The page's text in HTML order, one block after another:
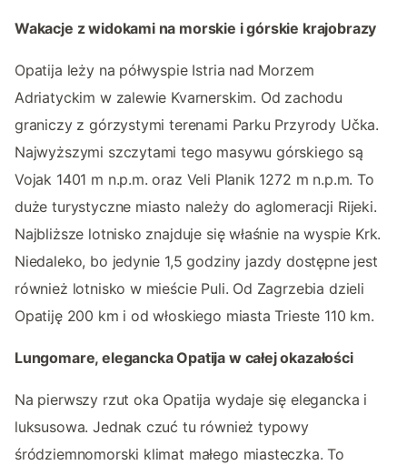
Wakacje z widokami na morskie i górskie krajobrazy
Opatija leży na półwyspie Istria nad Morzem
Adriatyckim w zalewie Kvarnerskim. Od zachodu
graniczy z górzystymi terenami Parku Przyrody Učka.
Najwyższymi szczytami tego masywu górskiego są
Vojak 1401 m n.p.m. oraz Veli Planik 1272 m n.p.m. To
duże turystyczne miasto należy do aglomeracji Rijeki.
Najbliższe lotnisko znajduje się właśnie na wyspie Krk.
Niedaleko, bo jedynie 1,5 godziny jazdy dostępne jest
również lotnisko w mieście Puli. Od Zagrzebia dzieli
Opatiję 200 km i od włoskiego miasta Trieste 110 km.
Lungomare, elegancka Opatija w całej okazałości
Na pierwszy rzut oka Opatija wydaje się elegancka i
luksusowa. Jednak czuć tu również typowy
śródziemnomorski klimat małego miasteczka. To